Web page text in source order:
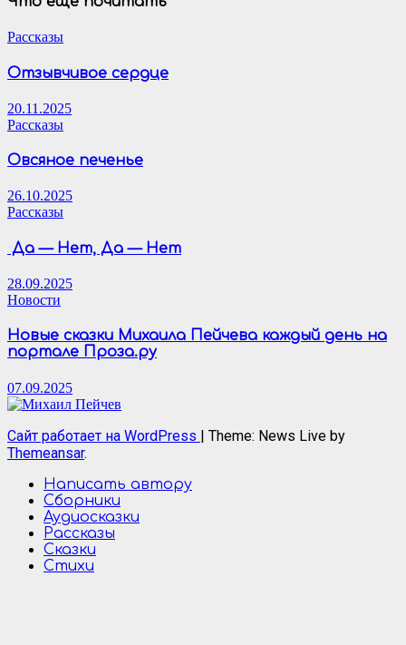
Рассказы
Отзывчивое сердце
20.11.2025
Рассказы
Овсяное печенье
26.10.2025
Рассказы
Да — Нет, Да — Нет
28.09.2025
Новости
Новые сказки Михаила Пейчева каждый день на
портале Проза.ру
07.09.2025
Сайт работает на WordPress | Theme: News Live by
Themeansar.
Написать автору
Сборники
Аудиосказки
Рассказы
Сказки
Стихи